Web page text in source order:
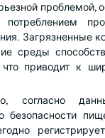
проблемой,
Загрязненные
среды
что приводит к
согласно
безопасности